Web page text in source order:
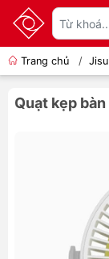
Trang chủ /
Quạt kẹp